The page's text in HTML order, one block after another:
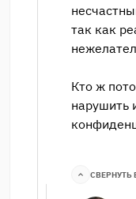
так как
Кто ж
нарушить
СВЕРНУТЬ